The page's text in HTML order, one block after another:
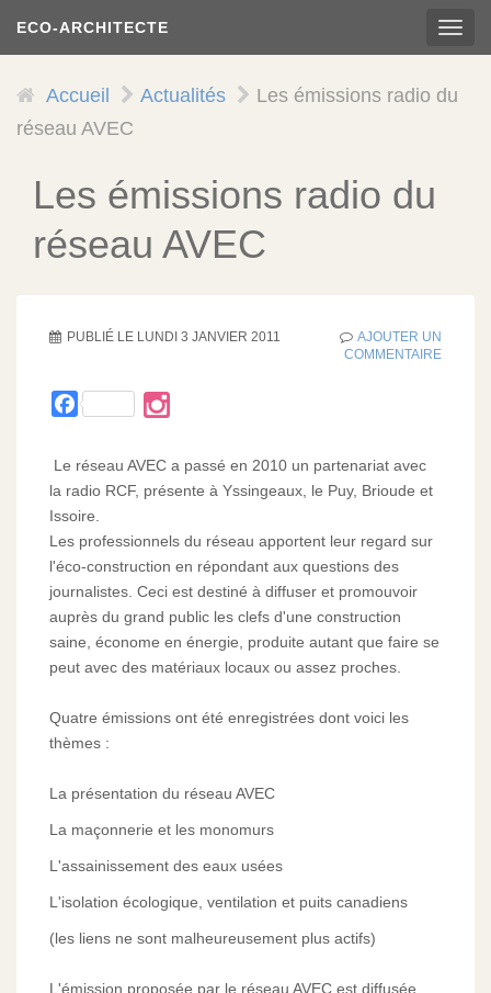
contenu
ECO-ARCHITECTE
Accueil Actualités
Les émissions radio du
réseau AVEC
Les émissions radio du
réseau AVEC
PUBLIÉ LE LUNDI 3 JANVIER 2011
AJOUTER UN
COMMENTAIRE
Facebook
Le réseau AVEC a passé en 2010 un partenariat avec
la radio RCF, présente à Yssingeaux, le Puy, Brioude et
Issoire.
Les professionnels du réseau apportent leur regard sur
l'éco-construction en répondant aux questions des
journalistes. Ceci est destiné à diffuser et promouvoir
auprès du grand public les clefs d'une construction
saine, économe en énergie, produite autant que faire se
peut avec des matériaux locaux ou assez proches.
Quatre émissions ont été enregistrées dont voici les
thèmes :
La présentation du réseau AVEC
La maçonnerie et les monomurs
L'assainissement des eaux usées
L'isolation écologique, ventilation et puits canadiens
(les liens ne sont malheureusement plus actifs)
L'émission proposée par le réseau AVEC est diffusée